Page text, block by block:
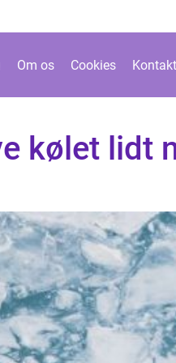
Om os Cookies
kølet lidt